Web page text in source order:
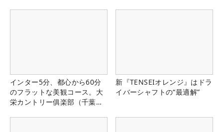
インター5分、都心から60分
のフラットな美観コース。大
栄カントリー俱楽部（千葉
新『TENSEIオレンジ』はドラ
イバーシャフトの“最適解”